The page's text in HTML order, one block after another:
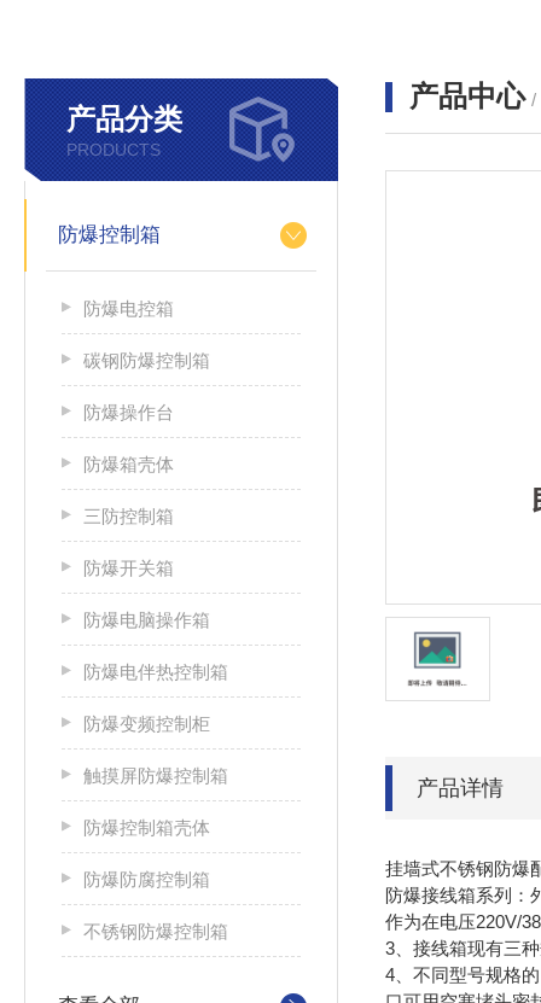
产品分类
PRODUCTS
防爆控制箱
防爆电控箱
碳钢防爆控制箱
防爆操作台
防爆箱壳体
三防控制箱
防爆开关箱
防爆电脑操作箱
防爆电伴热控制箱
防爆变频控制柜
触摸屏防爆控制箱
防爆控制箱壳体
防爆防腐控制箱
不锈钢防爆控制箱
产品中心 /
产品详情
挂墙式不锈钢防爆
防爆接线箱系列：
作为在电压220V/
3、接线箱现有三
4、不同型号规格